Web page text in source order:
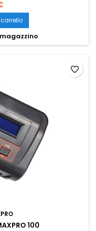
100
favorite_border